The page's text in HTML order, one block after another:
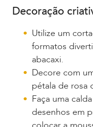
Decoração
Utilize um
formatos
abacaxi.
Decore com
pétala de rosa
Faça uma
desenhos em